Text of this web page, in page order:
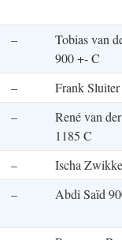
–
Tobias van
900 +- C
–
Frank
–
René van
1185 C
–
Ischa
– Abdi Saïd